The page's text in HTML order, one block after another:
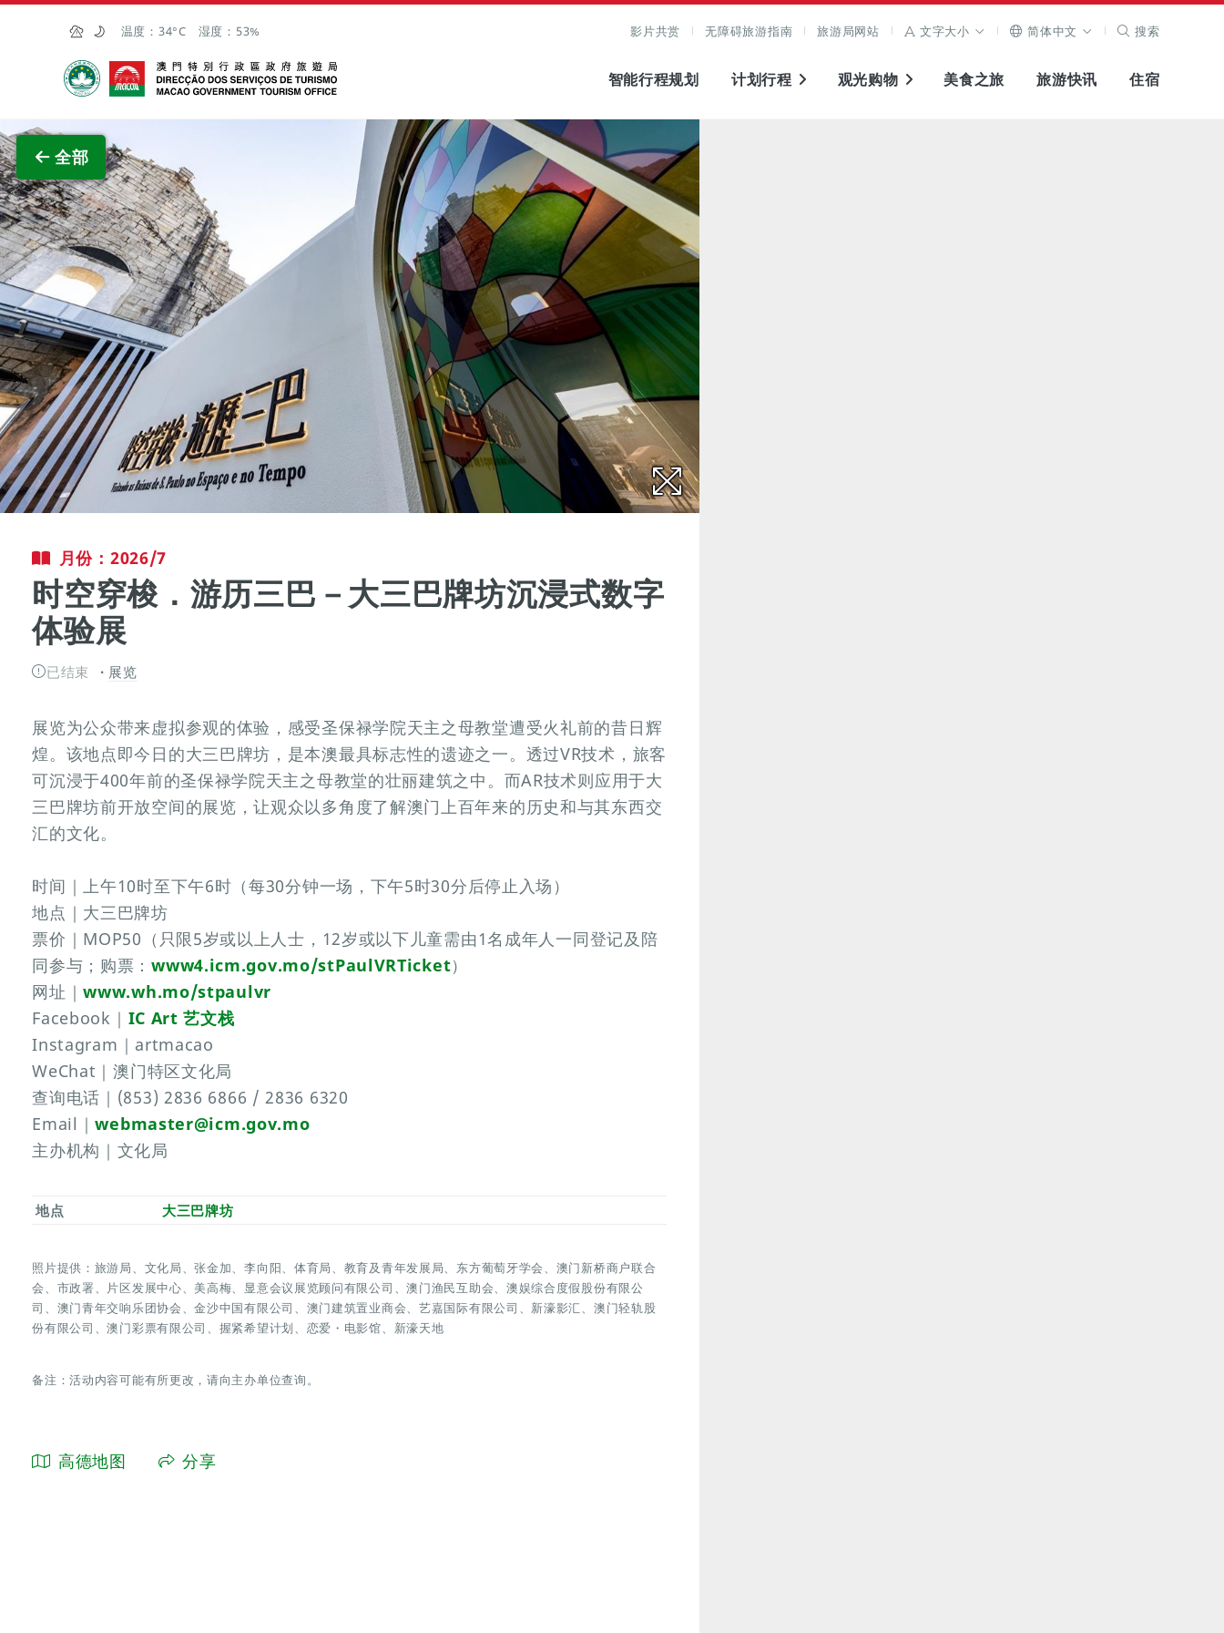
跳至主内容
温度： 34°C 湿度： 53% 影片共赏 无障碍旅游指南 旅游局网站 文字大小 简体中文 搜索
澳门特别行政区政府旅游局
智能行程规划 计划行程 观光购物 美食之旅 旅游快讯 住宿
全部
查看原图
月份：2026/7
时空穿梭．游历三巴－大三巴牌坊沉浸式数字
体验展
已结束 展览
展览为公众带来虚拟参观的体验，感受圣保禄学院天主之母教堂遭受火礼前的昔日辉
煌。该地点即今日的大三巴牌坊，是本澳最具标志性的遗迹之一。透过VR技术，旅客
可沉浸于400年前的圣保禄学院天主之母教堂的壮丽建筑之中。而AR技术则应用于大
三巴牌坊前开放空间的展览，让观众以多角度了解澳门上百年来的历史和与其东西交
汇的文化。
时间｜上午10时至下午6时（每30分钟一场，下午5时30分后停止入场）
地点｜大三巴牌坊
票价｜MOP50（只限5岁或以上人士，12岁或以下儿童需由1名成年人一同登记及陪
同参与；购票：www4.icm.gov.mo/stPaulVRTicket）
网址｜www.wh.mo/stpaulvr
Facebook｜ IC Art 艺文栈
Instagram｜artmacao
WeChat｜澳门特区文化局
查询电话｜(853) 2836 6866 / 2836 6320
Email｜webmaster@icm.gov.mo
主办机构｜文化局
地点 大三巴牌坊
照片提供：旅游局、文化局、张金加、李向阳、体育局、教育及青年发展局、东方葡萄牙学会、澳门新桥商户联合
会、市政署、片区发展中心、美高梅、显意会议展览顾问有限公司、澳门渔民互助会、澳娱综合度假股份有限公
司、澳门青年交响乐团协会、金沙中国有限公司、澳门建筑置业商会、艺嘉国际有限公司、新濠影汇、澳门轻轨股
份有限公司、澳门彩票有限公司、握紧希望计划、恋爱・电影馆、新濠天地
备注：活动内容可能有所更改，请向主办单位查询。
高德地图 分享